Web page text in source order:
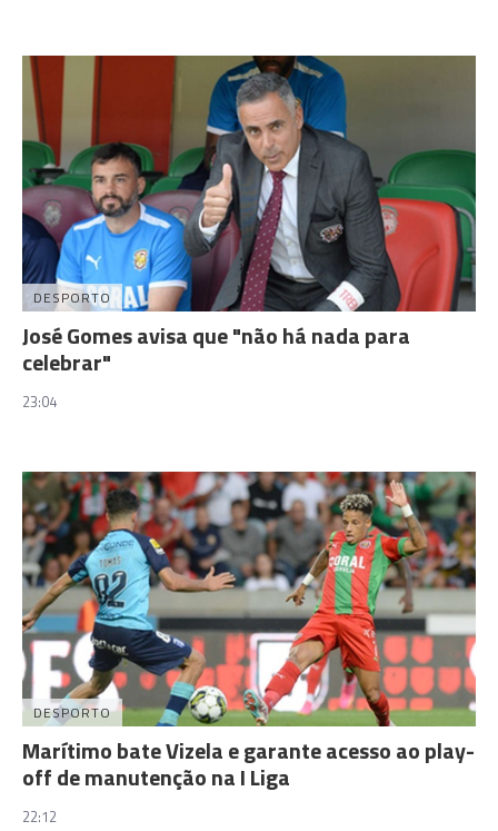
DESPORTO
José Gomes avisa que "não há nada para
celebrar"
23:04
DESPORTO
Marítimo bate Vizela e garante acesso ao play-
off de manutenção na I Liga
22:12